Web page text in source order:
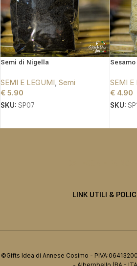
Semi di Nigella
SEMI E LEGUMI, Semi
€ 5.90
SKU: SP07
SEMI E
€4.90
SKU:
LINK UTILI &
©Gifts Idea di Annese Cosimo -